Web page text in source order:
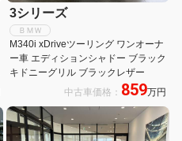
3シリーズ
ＢＭＷ
M340i xDriveツーリング ワンオーナ
ー車 エディションシャドー ブラック
キドニーグリル ブラックレザー
中古車価格： 859万円